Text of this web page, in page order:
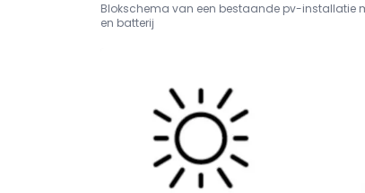
Blokschema van een bestaande pv-installatie
en batterij